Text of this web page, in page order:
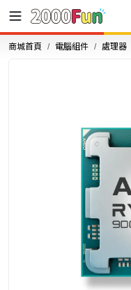
商城首頁 電腦組件 處理器